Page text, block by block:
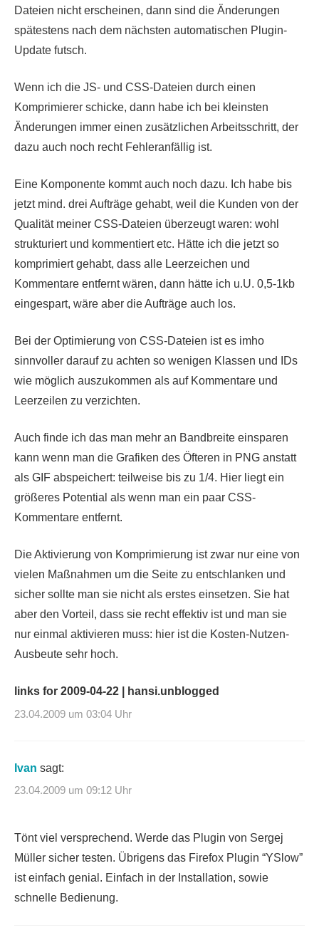
Dateien nicht erscheinen, dann sind die Änderungen
spätestens nach dem nächsten automatischen Plugin-
Update futsch.
Wenn ich die JS- und CSS-Dateien durch einen
Komprimierer schicke, dann habe ich bei kleinsten
Änderungen immer einen zusätzlichen Arbeitsschritt, der
dazu auch noch recht Fehleranfällig ist.
Eine Komponente kommt auch noch dazu. Ich habe bis
jetzt mind. drei Aufträge gehabt, weil die Kunden von der
Qualität meiner CSS-Dateien überzeugt waren: wohl
strukturiert und kommentiert etc. Hätte ich die jetzt so
komprimiert gehabt, dass alle Leerzeichen und
Kommentare entfernt wären, dann hätte ich u.U. 0,5-1kb
eingespart, wäre aber die Aufträge auch los.
Bei der Optimierung von CSS-Dateien ist es imho
sinnvoller darauf zu achten so wenigen Klassen und IDs
wie möglich auszukommen als auf Kommentare und
Leerzeilen zu verzichten.
Auch finde ich das man mehr an Bandbreite einsparen
kann wenn man die Grafiken des Öfteren in PNG anstatt
als GIF abspeichert: teilweise bis zu 1/4. Hier liegt ein
größeres Potential als wenn man ein paar CSS-
Kommentare entfernt.
Die Aktivierung von Komprimierung ist zwar nur eine von
vielen Maßnahmen um die Seite zu entschlanken und
sicher sollte man sie nicht als erstes einsetzen. Sie hat
aber den Vorteil, dass sie recht effektiv ist und man sie
nur einmal aktivieren muss: hier ist die Kosten-Nutzen-
Ausbeute sehr hoch.
links for 2009-04-22 | hansi.unblogged
23.04.2009 um 03:04 Uhr
Ivan sagt:
23.04.2009 um 09:12 Uhr
Tönt viel versprechend. Werde das Plugin von Sergej
Müller sicher testen. Übrigens das Firefox Plugin “YSlow”
ist einfach genial. Einfach in der Installation, sowie
schnelle Bedienung.